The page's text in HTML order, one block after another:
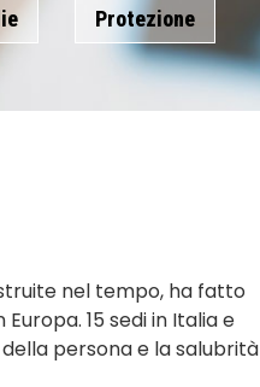
Protezione
nel tempo, ha fatto
15 sedi in Italia e
persona e la salubrità